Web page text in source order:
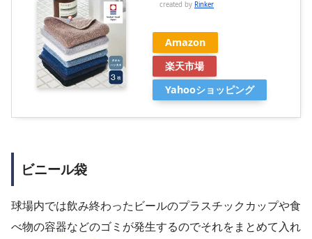
created by Rinker
Amazon
楽天市場
Yahooショッピング
ビニール袋
球場内では飲み終わったビールのプラスチックカップや食
べ物の容器などのゴミが発生するのでそれをまとめて入れ